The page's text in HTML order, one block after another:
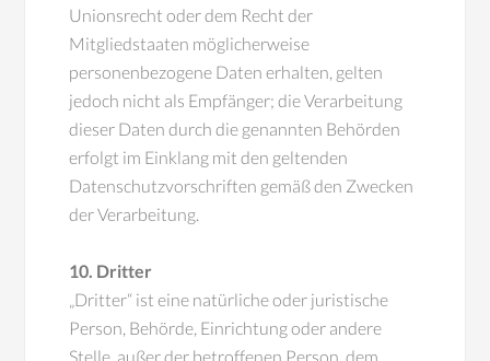
Unionsrecht oder dem Recht der
Mitgliedstaaten möglicherweise
personenbezogene Daten erhalten, gelten
jedoch nicht als Empfänger; die Verarbeitung
dieser Daten durch die genannten Behörden
erfolgt im Einklang mit den geltenden
Datenschutzvorschriften gemäß den Zwecken
der Verarbeitung.
10. Dritter
„Dritter“ ist eine natürliche oder juristische
Person, Behörde, Einrichtung oder andere
Stelle, außer der betroffenen Person, dem